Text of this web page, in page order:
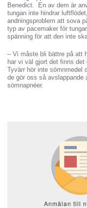
Benedict. En av dem är
tungan inte hindrar
andningsproblem att sova
typ av pacemaker för
spänning för att den inte
– Vi måste bli bättre på att
har vi väl gjort det finns det
Tyvärr hör inte sömnmedel
de gör oss så
sömnapnéer.
Anmälan till